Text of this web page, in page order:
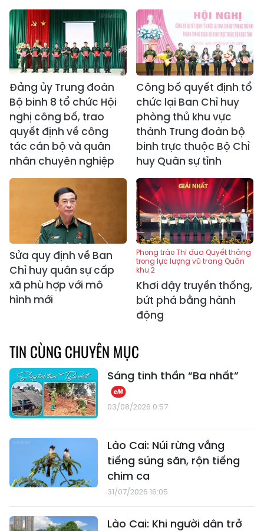
Đảng ủy Trung đoàn
Bộ binh 8 tổ chức Hội
nghị công bố, trao
quyết định về công
tác cán bộ và quân
nhân chuyên nghiệp
Công bố quyết định tổ
chức lại Ban Chỉ huy
phòng thủ khu vực
thành Trung đoàn bộ
binh trực thuộc Bộ Chỉ
huy Quân sự tỉnh
Sửa quy định về Ban
Chỉ huy quân sự cấp
xã phù hợp với mô
hình mới
Phong trào Thi đua Quyết thắng
trong lực lượng vũ trang Quân
khu 2
Khơi dậy truyền thống,
bứt phá bằng hành
động
TIN CÙNG CHUYÊN MỤC
Sáng tinh thần “Ba nhất”
03/08/2026 0:57
Lào Cai: Núi rừng vắng
tiếng súng săn, rộn tiếng
chim ca
31/07/2026 16:05
Lào Cai: Khi người dân trở